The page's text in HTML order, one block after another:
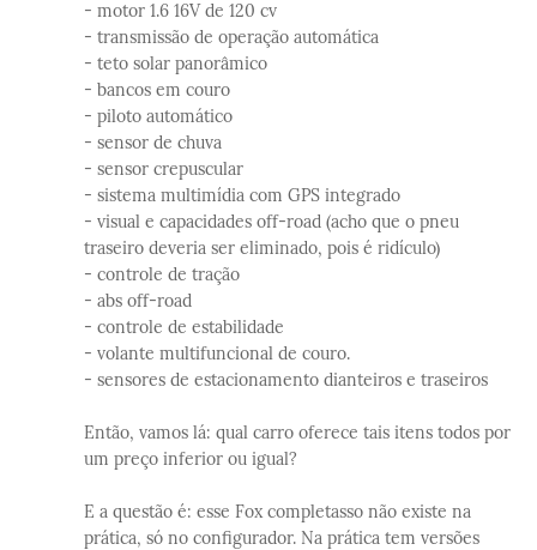
- motor 1.6 16V de 120 cv
- transmissão de operação automática
- teto solar panorâmico
- bancos em couro
- piloto automático
- sensor de chuva
- sensor crepuscular
- sistema multimídia com GPS integrado
- visual e capacidades off-road (acho que o pneu
traseiro deveria ser eliminado, pois é ridículo)
- controle de tração
- abs off-road
- controle de estabilidade
- volante multifuncional de couro.
- sensores de estacionamento dianteiros e traseiros
Então, vamos lá: qual carro oferece tais itens todos por
um preço inferior ou igual?
E a questão é: esse Fox completasso não existe na
prática, só no configurador. Na prática tem versões